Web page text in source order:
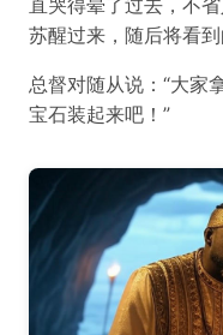
直哭得晕了过去，不
苏醒过来，随后将看
总督对随从说：“大家
宝石装起来吧！”